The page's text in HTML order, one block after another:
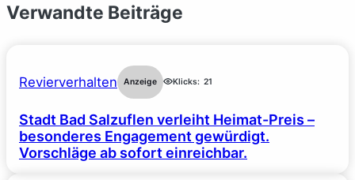
Verwandte Beiträge
Revierverhalten Anzeige Klicks: 21
Stadt Bad Salzuflen verleiht Heimat-Preis –
besonderes Engagement gewürdigt.
Vorschläge ab sofort einreichbar.